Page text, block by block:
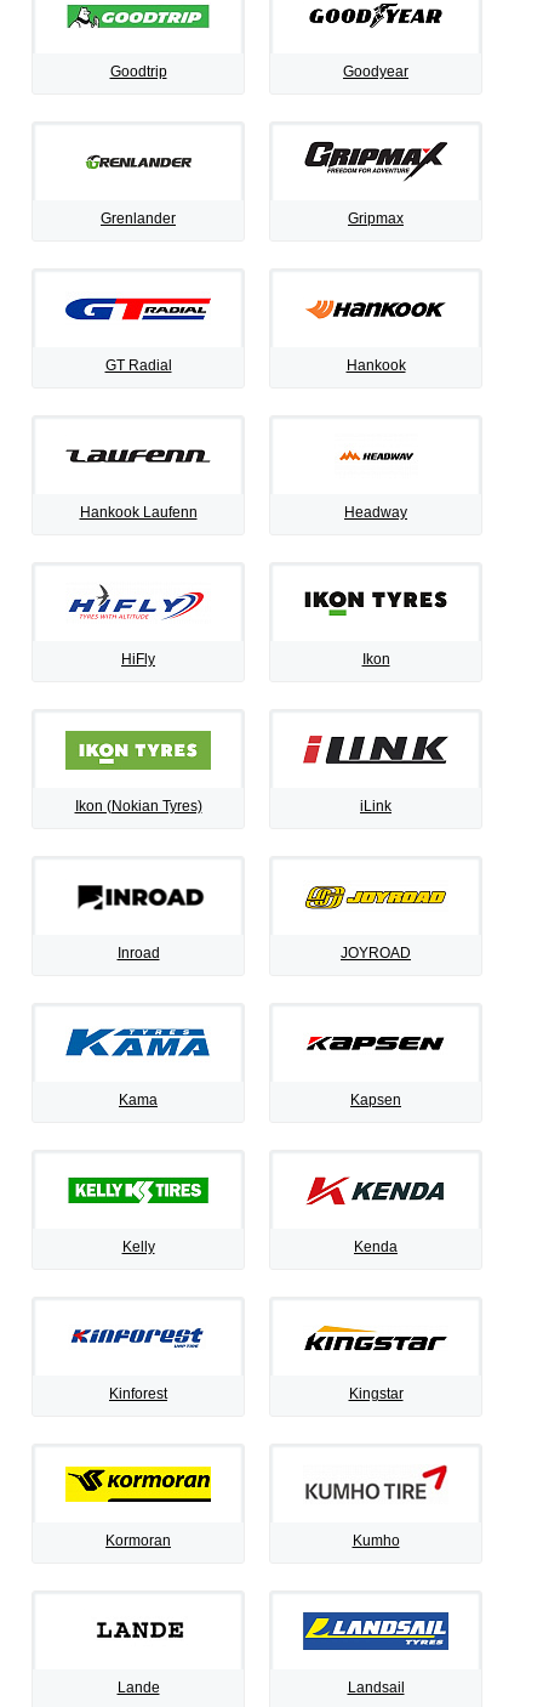
Goodtrip Goodyear
Grenlander Gripmax
GT Radial Hankook
Hankook Laufenn Headway
HiFly Ikon
Ikon (Nokian Tyres) iLink
Inroad JOYROAD
Kama Kapsen
Kelly Kenda
Kinforest Kingstar
Kormoran Kumho
Lande Landsail